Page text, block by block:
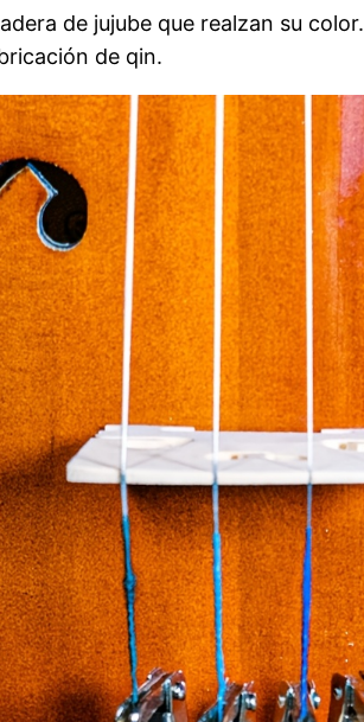
de jujube que realzan su color.
de qin.